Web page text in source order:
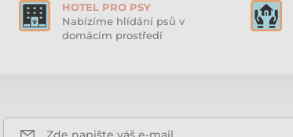
HOTEL PRO PSY
Nabízíme hlídání psů v
domácím prostředí